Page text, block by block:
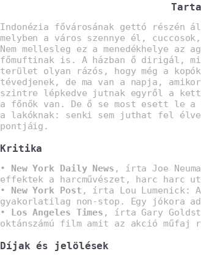
Indonézia fővárosának gettó
melyben a város szennye él,
Nem mellesleg ez a menedékhelye
főmuftinak is. A házban ő dirigál,
terület olyan rázós, hogy még a
tévedjenek, de ma van a napja,
szintre lépkedve jutnak egyről a
a főnők van. De ő se most esett le
a lakóknak: senki sem juthat fel élve
pontjáig.
Kritika
• New York Daily News , írta Joe
effektek a harcművészet, harc harc
• New York Post , írta Lou Lumenick:
gyakorlatilag non-stop. Egy jókora
• Los Angeles Times , írta Gary
oktánszámú film amit az akció műfaj
Díjak és jelölések